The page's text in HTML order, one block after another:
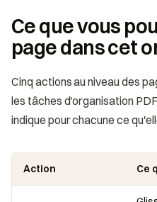
Ce que vous
page dans cet
Cinq actions au niveau des
les tâches d'organisation
indique pour chacune ce
Action Ce